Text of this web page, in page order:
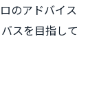
のアドバイス
スを目指して